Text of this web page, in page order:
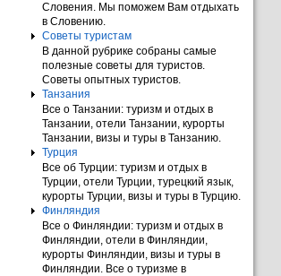
Словения. Мы поможем Вам отдыхать
в Словению.
Советы туристам
В данной рубрике собраны самые
полезные советы для туристов.
Советы опытных туристов.
Танзания
Все о Танзании: туризм и отдых в
Танзании, отели Танзании, курорты
Танзании, визы и туры в Танзанию.
Турция
Все об Турции: туризм и отдых в
Турции, отели Турции, турецкий язык,
курорты Турции, визы и туры в Турцию.
Финляндия
Все о Финляндии: туризм и отдых в
Финляндии, отели в Финляндии,
курорты Финляндии, визы и туры в
Финляндии. Все о туризме в